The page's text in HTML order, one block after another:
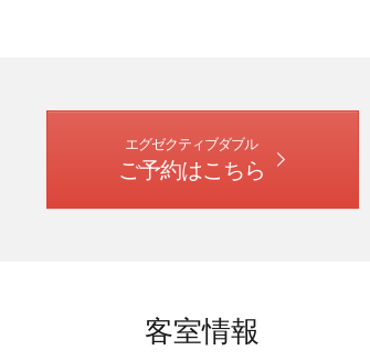
エグゼクティブダブル
ご予約はこちら
客室情報